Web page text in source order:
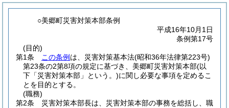
○美郷町災害対策本部条例
平成16年10月1日
条例第17号
(目的)
第1条
この条例 は、災害対策基本法(昭和36年法律第223号)
第23条の2第8項の規定に基づき、美郷町災害対策本部(以
下「災害対策本部」という。)に関し必要な事項を定めるこ
とを目的とする。
(職務)
第2条
災害対策本部長は、災害対策本部の事務を総括し、職